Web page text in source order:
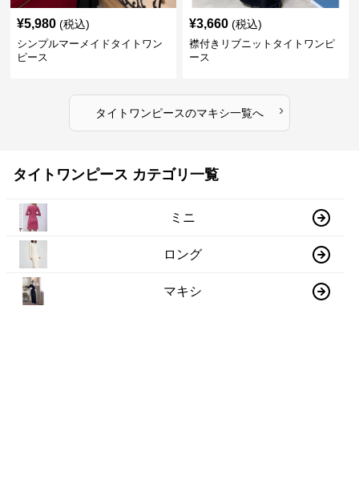
¥5,980 (税込)
シンプルマーメイドタイトワン
ピース
¥3,660 (税込)
襟付きリブニットタイトワンピ
ース
タイトワンピースのマキシ一覧へ ›
タイトワンピース カテゴリ一覧
ミニ
ロング
マキシ